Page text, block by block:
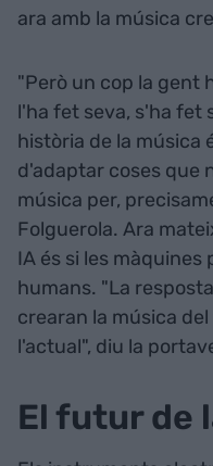
ara amb la música
"Però un cop la gent
l'ha fet seva, s'ha fet
història de la música
d'adaptar coses que
música per,
Folguerola. Ara
IA és si les
humans. "La
crearan la música
l'actual", diu la
El futur de